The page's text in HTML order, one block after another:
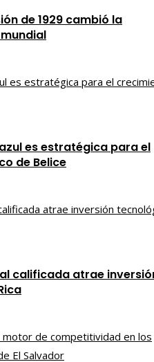
de 1929 cambió la
es estratégica para el
de Belice
calificada atrae